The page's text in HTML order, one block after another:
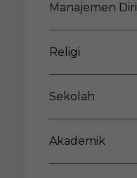
Manajemen Diri
Religi
Sekolah
Akademik